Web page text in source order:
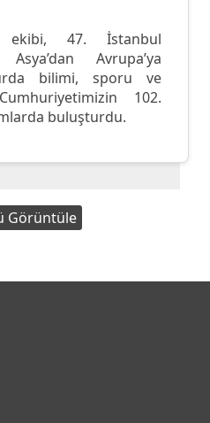
ekibi, 47. İstanbul
Asya’dan Avrupa’ya
bilimi, sporu ve
102.
buluşturdu.
Görüntüle